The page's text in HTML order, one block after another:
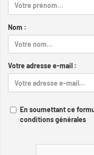
Nom :
Votre adresse e-mail :
En soumettant ce
conditions générales